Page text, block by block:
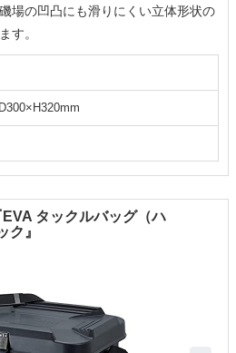
場の凹凸にも滑りにくい立体形状の
す。
タックルバッグ（ハ
ク』